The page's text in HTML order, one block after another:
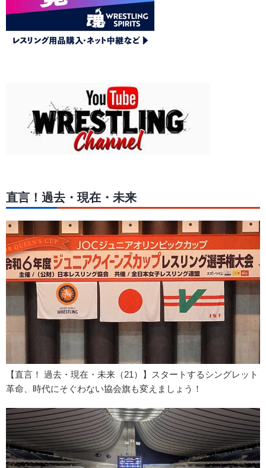
直言！過去・現在・未来
【直言！ 過去・現在・未来（21）】スタートするシングレット
革命、時代にそぐわない協会旗も変えましょう！